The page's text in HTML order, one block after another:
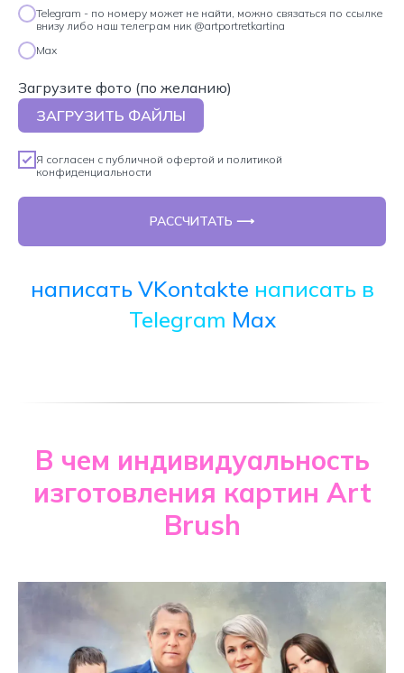
Telegram - по номеру может не найти, можно связаться по ссылке
внизу либо наш телеграм ник @artportretkartina
Max
Загрузите фото (по желанию)
ЗАГРУЗИТЬ ФАЙЛЫ
Я согласен с публичной офертой и политикой
конфиденциальности
РАССЧИТАТЬ ⟶
написать VKontakte написать в
Telegram Max
В чем индивидуальность
изготовления картин Art
Brush